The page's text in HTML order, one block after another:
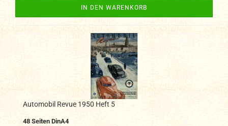
IN DEN WARENKORB
Automobil Revue 1950 Heft 5
48 Seiten DinA4